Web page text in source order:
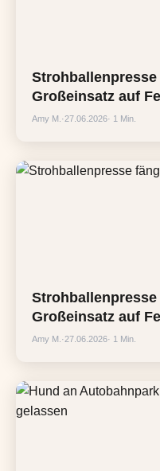
Großeinsatz auf
Amy M. ·27.06.2026· 1 Min.
Großeinsatz auf
Amy M. ·27.06.2026· 1 Min.